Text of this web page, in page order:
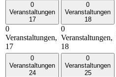
0
Veranstaltungen
17
0
Veranstaltungen,
17
0
Veranstaltungen
18
0
Veranstaltungen,
18
0
Veranstaltungen
24
0
Veranstaltungen
25